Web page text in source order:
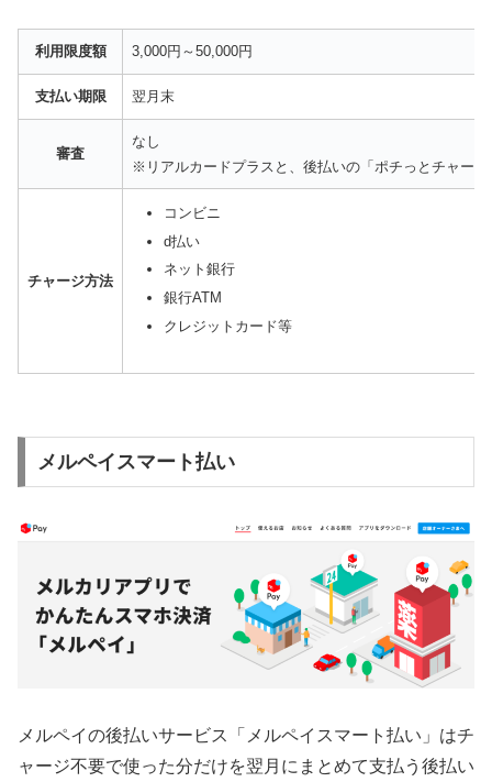
利用限度額 3,000円～50,000円
支払い期限 翌月末
審査
なし
※リアルカードプラスと、後払いの「ポチっとチャー
チャージ方法
コンビニ
d払い
ネット銀行
銀行ATM
クレジットカード等
メルペイスマート払い
メルペイの後払いサービス「メルペイスマート払い」はチ
ャージ不要で使った分だけを翌月にまとめて支払う後払い